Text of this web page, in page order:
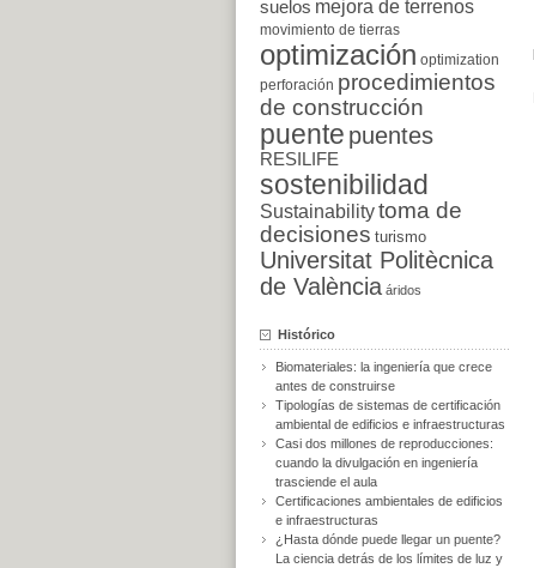
suelos mejora de terrenos
movimiento de tierras
optimización optimization
perforación procedimientos
de construcción
puente puentes
RESILIFE
sostenibilidad
Sustainabilitytoma de
decisiones turismo
Universitat Politècnica
de València áridos
Histórico
Biomateriales: la ingeniería que crece
antes de construirse
Tipologías de sistemas de certificación
ambiental de edificios e infraestructuras
Casi dos millones de reproducciones:
cuando la divulgación en ingeniería
trasciende el aula
Certificaciones ambientales de edificios
e infraestructuras
¿Hasta dónde puede llegar un puente?
La ciencia detrás de los límites de luz y